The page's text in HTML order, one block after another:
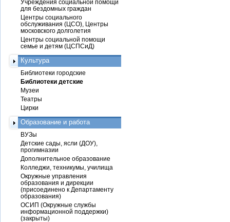
Учреждения социальной помощи
для бездомных граждан
Центры социального
обслуживания (ЦСО), Центры
московского долголетия
Центры социальной помощи
семье и детям (ЦСПСиД)
Культура
Библиотеки городские
Библиотеки детские
Музеи
Театры
Цирки
Образование и работа
ВУЗы
Детские сады, ясли (ДОУ),
прогимназии
Дополнительное образование
Колледжи, техникумы, училища
Окружные управления
образования и дирекции
(присоединено к Департаменту
образования)
ОСИП (Окружные службы
информационной поддержки)
(закрыты)